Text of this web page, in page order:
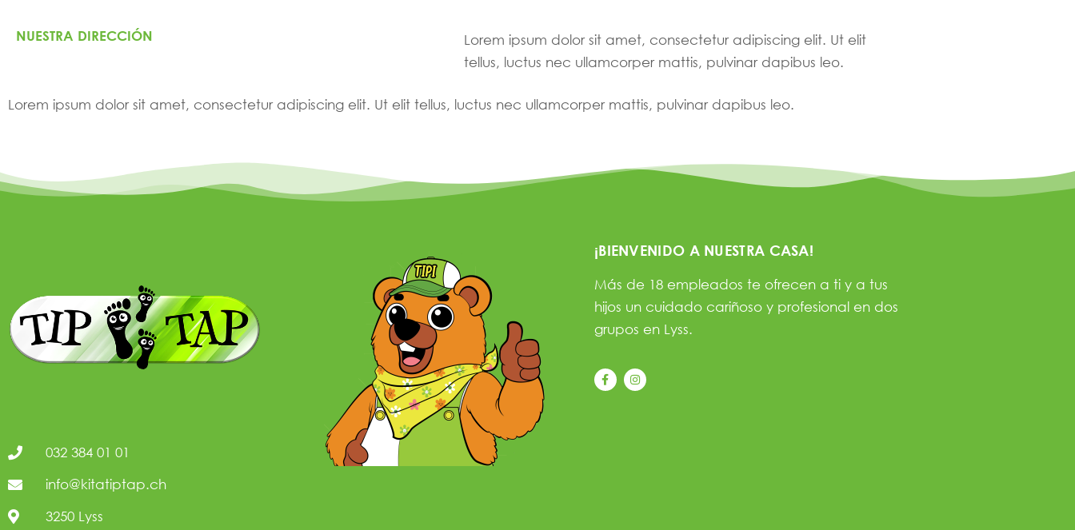
NUESTRA DIRECCIÓN
Lorem ipsum dolor sit amet, consectetur adipiscing elit. Ut elit
tellus, luctus nec ullamcorper mattis, pulvinar dapibus leo.
Lorem ipsum dolor sit amet, consectetur adipiscing elit. Ut elit tellus, luctus nec ullamcorper mattis, pulvinar dapibus leo.
032 384 01 01
info@kitatiptap.ch
3250 Lyss
¡BIENVENIDO A NUESTRA CASA!
Más de 18 empleados te ofrecen a ti y a tus
hijos un cuidado cariñoso y profesional en dos
grupos en Lyss.